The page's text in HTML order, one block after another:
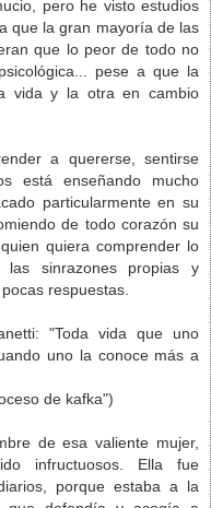
pero he visto estudios
que la gran mayoría de las
que lo peor de todo no
pese a que la
vida y la otra en cambio
a quererse, sentirse
está enseñando mucho
particularmente en su
de todo corazón su
quiera comprender lo
las sinrazones propias y
respuestas.
"Toda vida que uno
uno la conoce más a
de kafka")
de esa valiente mujer,
infructuosos. Ella fue
porque estaba a la